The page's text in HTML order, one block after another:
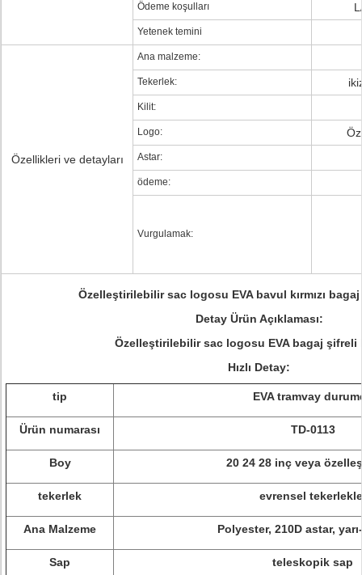
Ödeme koşulları
Yetenek temini
Özellikleri ve detayları
Ana malzeme:
Tekerlek:
Kilit:
Logo:
Astar:
ödeme:
Vurgulamak:
Özelleştirilebilir sac logosu EVA bavul kırmızı
Detay Ürün Açıklaması:
Özelleştirilebilir sac logosu EVA bagaj şifreli
Hızlı Detay:
tip EVA tramvay
Ürün numarası TD-0113
Boy 20 24 28 inç veya
tekerlek evrensel
Ana Malzeme Polyester, 210D astar,
Sap teleskopik sap